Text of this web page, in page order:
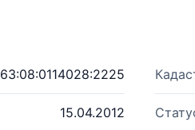
63:08:0114028:2225
15.04.2012